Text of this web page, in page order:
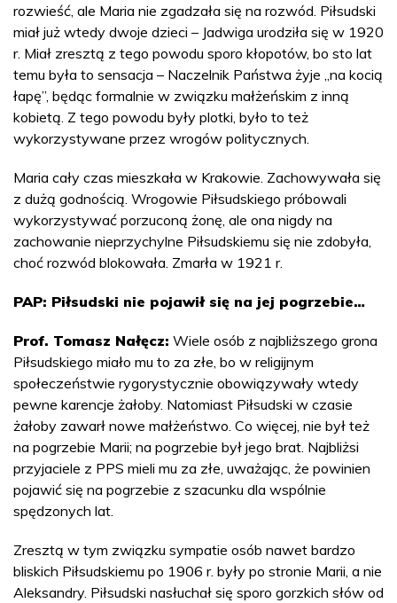
rozwieść, ale Maria nie zgadzała się na rozwód. Piłsudski
miał już wtedy dwoje dzieci – Jadwiga urodziła się w 1920
r. Miał zresztą z tego powodu sporo kłopotów, bo sto lat
temu była to sensacja – Naczelnik Państwa żyje „na kocią
łapę”, będąc formalnie w związku małżeńskim z inną
kobietą. Z tego powodu były plotki, było to też
wykorzystywane przez wrogów politycznych.
Maria cały czas mieszkała w Krakowie. Zachowywała się
z dużą godnością. Wrogowie Piłsudskiego próbowali
wykorzystywać porzuconą żonę, ale ona nigdy na
zachowanie nieprzychylne Piłsudskiemu się nie zdobyła,
choć rozwód blokowała. Zmarła w 1921 r.
PAP: Piłsudski nie pojawił się na jej pogrzebie…
Prof. Tomasz Nałęcz: Wiele osób z najbliższego grona
Piłsudskiego miało mu to za złe, bo w religijnym
społeczeństwie rygorystycznie obowiązywały wtedy
pewne karencje żałoby. Natomiast Piłsudski w czasie
żałoby zawarł nowe małżeństwo. Co więcej, nie był też
na pogrzebie Marii; na pogrzebie był jego brat. Najbliżsi
przyjaciele z PPS mieli mu za złe, uważając, że powinien
pojawić się na pogrzebie z szacunku dla wspólnie
spędzonych lat.
Zresztą w tym związku sympatie osób nawet bardzo
bliskich Piłsudskiemu po 1906 r. były po stronie Marii, a nie
Aleksandry. Piłsudski nasłuchał się sporo gorzkich słów od